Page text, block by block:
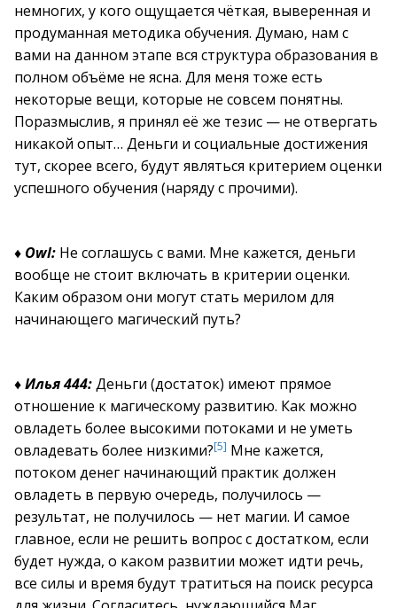
немногих, у кого ощущается чёткая, выверенная и
продуманная методика обучения. Думаю, нам с
вами на данном этапе вся структура образования в
полном объёме не ясна. Для меня тоже есть
некоторые вещи, которые не совсем понятны.
Поразмыслив, я принял её же тезис — не отвергать
никакой опыт… Деньги и социальные достижения
тут, скорее всего, будут являться критерием оценки
успешного обучения (наряду с прочими).
♦ Owl: Не соглашусь с вами. Мне кажется, деньги
вообще не стоит включать в критерии оценки.
Каким образом они могут стать мерилом для
начинающего магический путь?
♦Илья 444:Деньги (достаток) имеют прямое
отношение к магическому развитию. Как можно
овладеть более высокими потоками и не уметь
овладевать более низкими?[5] Мне кажется,
потоком денег начинающий практик должен
овладеть в первую очередь, получилось —
результат, не получилось — нет магии. И самое
главное, если не решить вопрос с достатком, если
будет нужда, о каком развитии может идти речь,
все силы и время будут тратиться на поиск ресурса